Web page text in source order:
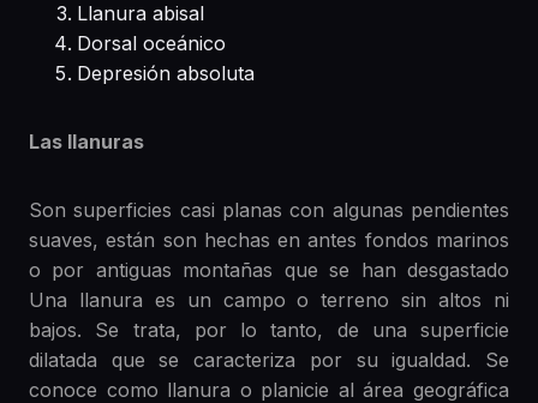
Llanura abisal
Dorsal oceánico
Depresión absoluta
Las llanuras
Son superficies casi planas con algunas pendientes
suaves, están son hechas en antes fondos marinos
o por antiguas montañas que se han desgastado
Una llanura es un campo o terreno sin altos ni
bajos. Se trata, por lo tanto, de una superficie
dilatada que se caracteriza por su igualdad. Se
conoce como llanura o planicie al área geográfica